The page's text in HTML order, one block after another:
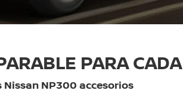
PARA
Nissan NP300 accesorios